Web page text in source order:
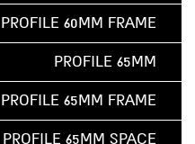
PROFILE 60MM FRAME
PROFILE 65MM
PROFILE 65MM FRAME
PROFILE 65MM SPACE